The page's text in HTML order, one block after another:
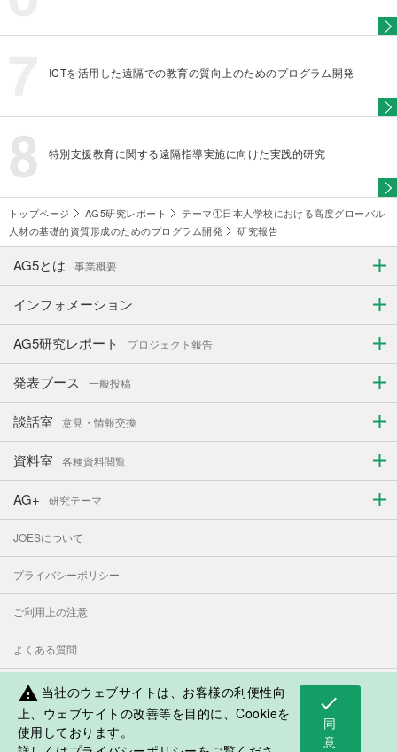
ICTを活用した遠隔での教育の質向上のためのプログラム開発
特別支援教育に関する遠隔指導実施に向けた実践的研究
トップページ AG5研究レポート
テーマ①日本人学校における高度グローバル
人材の基礎的資質形成のためのプログラム開発
研究報告
AG5とは 事業概要
インフォメーション
AG5研究レポート プロジェクト報告
発表ブース 一般投稿
談話室 意見・情報交換
資料室 各種資料閲覧
AG+ 研究テーマ
JOESについて
プライバシーポリシー
ご利用上の注意
よくある質問
お問い合わせ
表示モード：
warning 当社のウェブサイトは、お客様の利便性向
上、ウェブサイトの改善等を目的に、Cookieを
使用しております。
check
同
意